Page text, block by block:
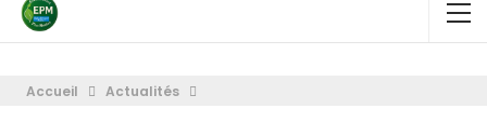
Accueil Actualités